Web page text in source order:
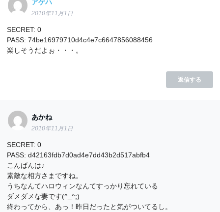
アゲハ
2010年11月1日
SECRET: 0
PASS: 74be16979710d4c4e7c6647856088456
楽しそうだよぉ・・・。
返信する
あかね
2010年11月1日
SECRET: 0
PASS: d42163fdb7d0ad4e7dd43b2d517abfb4
こんばんは♪
素敵な相方さまですね。
うちなんてハロウィンなんてすっかり忘れている
ダメダメな妻です(^_^;)
終わってから、あっ！昨日だったと気がついてるし。